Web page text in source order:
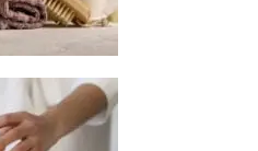
e receba o seu